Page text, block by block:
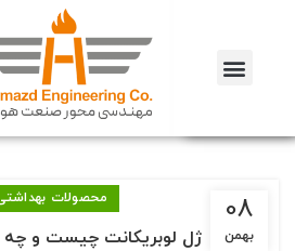
08
بهمن
محصولات
ژل لوبریکانت چیست و چه